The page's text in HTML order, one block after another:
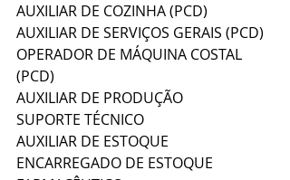
AUXILIAR DE COZINHA (PCD)
AUXILIAR DE SERVIÇOS GERAIS (PCD)
OPERADOR DE MÁQUINA COSTAL
(PCD)
AUXILIAR DE PRODUÇÃO
SUPORTE TÉCNICO
AUXILIAR DE ESTOQUE
ENCARREGADO DE ESTOQUE